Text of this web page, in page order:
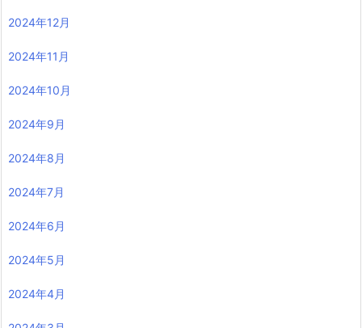
2024年12月
2024年11月
2024年10月
2024年9月
2024年8月
2024年7月
2024年6月
2024年5月
2024年4月